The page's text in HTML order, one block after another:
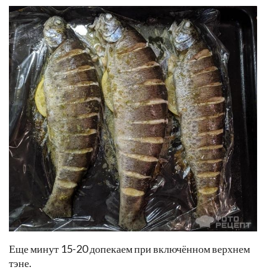
Еще минут 15-20 допекаем при включённом верхнем
тэне.